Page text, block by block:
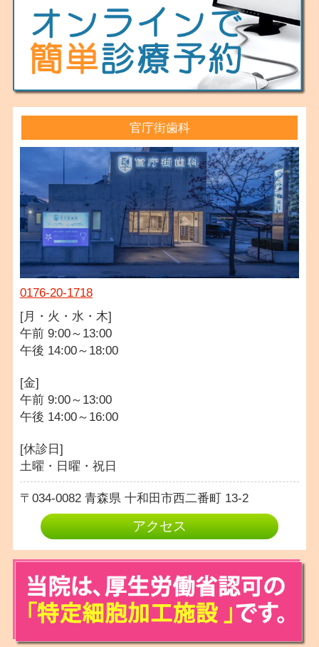
官庁街歯科
0176-20-1718
[月・火・水・木]
午前 9:00～13:00
午後 14:00～18:00
[金]
午前 9:00～13:00
午後 14:00～16:00
[休診日]
土曜・日曜・祝日
034-0082 青森県 十和田市西二番町 13-2
アクセス